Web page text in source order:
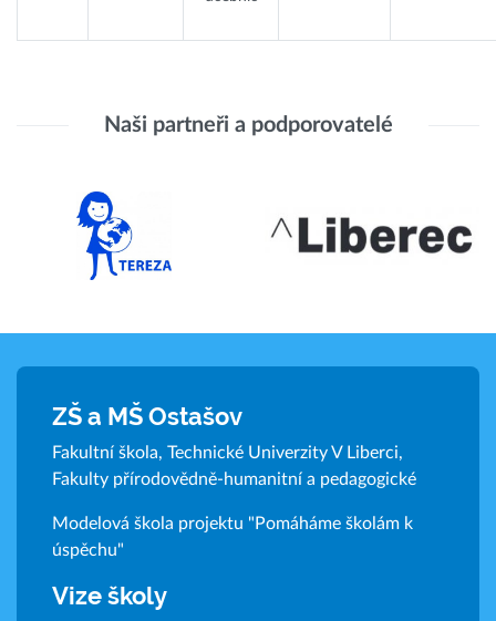
Naši partneři a podporovatelé
ZŠ a MŠ Ostašov
Fakultní škola, Technické Univerzity V Liberci,
Fakulty přírodovědně-humanitní a pedagogické
Modelová škola projektu "Pomáháme školám k
úspěchu"
Vize školy